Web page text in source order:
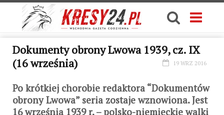
Dokumenty obrony Lwowa 1939, cz. IX
(16 września)
19 WRZ 2016
Po krótkiej chorobie redaktora “Dokumentów
obrony Lwowa” seria zostaje wznowiona. Jest
16 września 1939 r. – polsko-niemieckie walki